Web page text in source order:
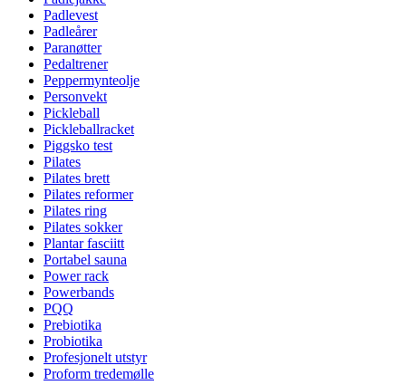
Padlevest
Padleårer
Paranøtter
Pedaltrener
Peppermynteolje
Personvekt
Pickleball
Pickleballracket
Piggsko test
Pilates
Pilates brett
Pilates reformer
Pilates ring
Pilates sokker
Plantar fasciitt
Portabel sauna
Power rack
Powerbands
PQQ
Prebiotika
Probiotika
Profesjonelt utstyr
Proform tredemølle